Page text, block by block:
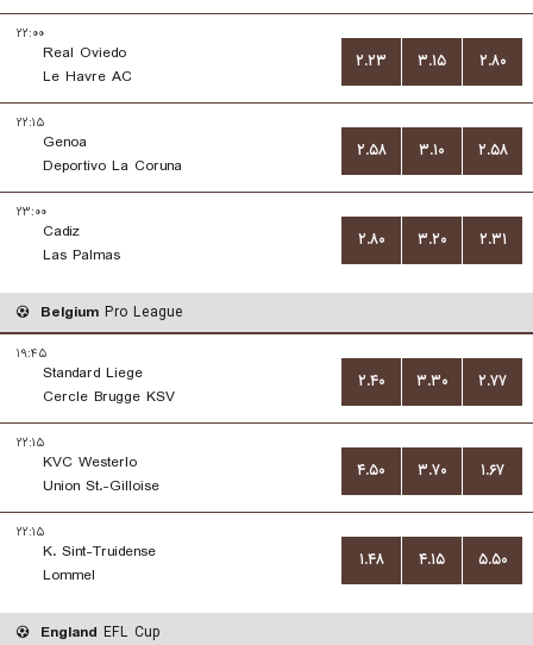
۲۲:۰۰
Real Oviedo
Le Havre AC
۲.۲۳ ۳.۱۵ ۲.۸۰
۲۲:۱۵
Genoa
Deportivo La Coruna
۲.۵۸ ۳.۱۰ ۲.۵۸
۲۳:۰۰
Cadiz
Las Palmas
۲.۸۰ ۳.۲۰ ۲.۳۱
Belgium Pro League
۱۹:۴۵
Standard Liege
Cercle Brugge KSV
۲.۴۰ ۳.۳۰ ۲.۷۷
۲۲:۱۵
KVC Westerlo
Union St.-Gilloise
۴.۵۰ ۳.۷۰ ۱.۶۷
۲۲:۱۵
K. Sint-Truidense
Lommel
۱.۴۸ ۴.۱۵ ۵.۵۰
England EFL Cup